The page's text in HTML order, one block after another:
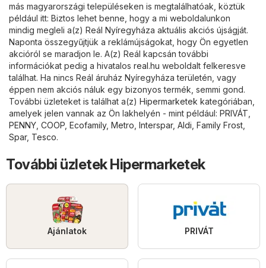
más magyarországi településeken is megtalálhatóak, köztük
például itt: Biztos lehet benne, hogy a mi weboldalunkon
mindig megleli a(z) Reál Nyíregyháza aktuális akciós újságját.
Naponta összegyűjtjük a reklámújságokat, hogy Ön egyetlen
akcióról se maradjon le. A(z) Reál kapcsán további
információkat pedig a hivatalos real.hu weboldalt felkeresve
találhat. Ha nincs Reál áruház Nyíregyháza területén, vagy
éppen nem akciós náluk egy bizonyos termék, semmi gond.
További üzleteket is találhat a(z) Hipermarketek kategóriában,
amelyek jelen vannak az Ön lakhelyén - mint például: PRIVÁT
PENNY COOP Ecofamily, Metro Interspar, Aldi Family Frost
Spar, Tesco.
További üzletek Hipermarketek
Ajánlatok PRIVÁT